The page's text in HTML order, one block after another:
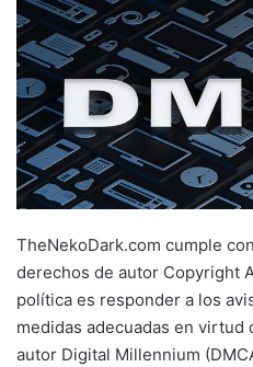
TheNekoDark.com cumple
derechos de autor Copyright
política es responder a los
medidas adecuadas en virtud
autor Digital Millennium